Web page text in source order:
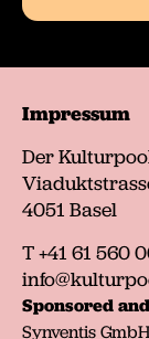
Impressum
Der
4051 Basel
T +41 61 560
Sponsored
Synventis GmbH